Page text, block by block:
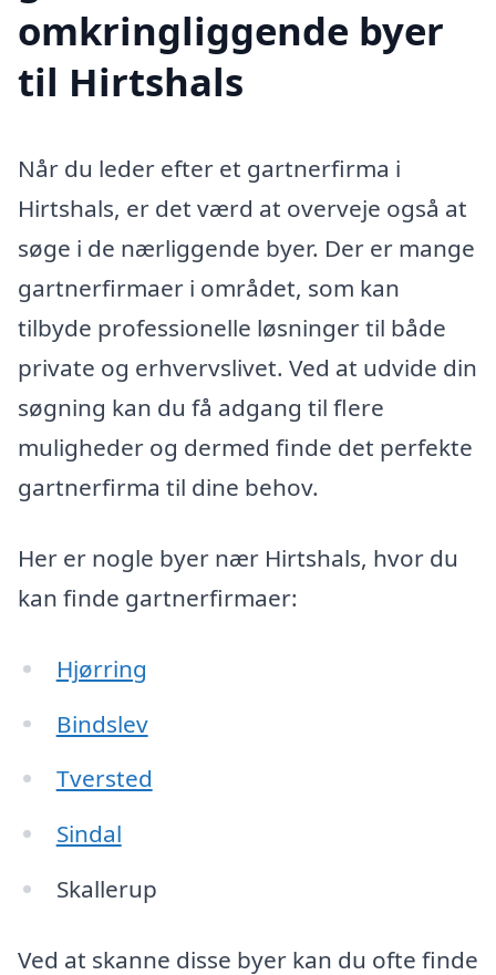
omkringliggende byer
til Hirtshals
Når du leder efter et gartnerfirma i
Hirtshals, er det værd at overveje også at
søge i de nærliggende byer. Der er mange
gartnerfirmaer i området, som kan
tilbyde professionelle løsninger til både
private og erhvervslivet. Ved at udvide din
søgning kan du få adgang til flere
muligheder og dermed finde det perfekte
gartnerfirma til dine behov.
Her er nogle byer nær Hirtshals, hvor du
kan finde gartnerfirmaer:
Hjørring
Bindslev
Tversted
Sindal
Skallerup
Ved at skanne disse byer kan du ofte finde